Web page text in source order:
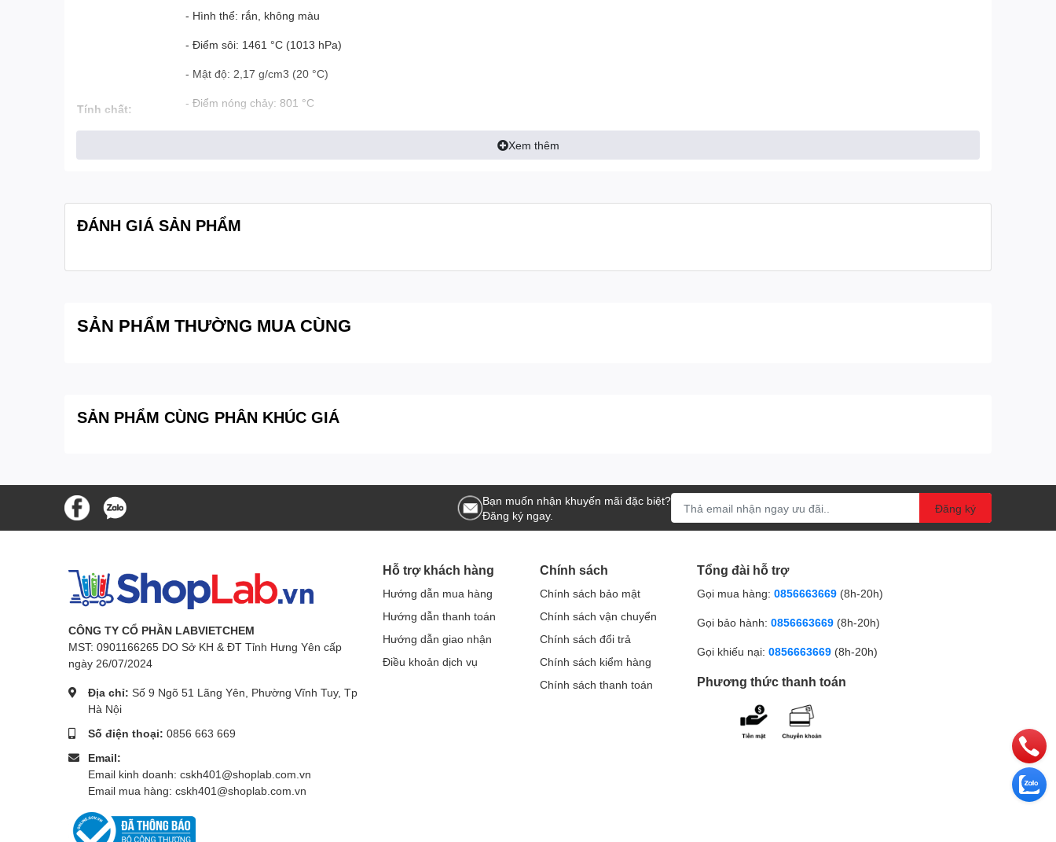
Tính chất:
- Hình thể: rắn, không màu
- Điểm sôi: 1461 °C (1013 hPa)
- Mật độ: 2,17 g/cm3 (20 °C)
- Điểm nóng chảy: 801 °C
- Giá trị pH: 7 (H₂O)
- Áp suất hơi: 1,3 hPa (865 °C)
- Độ hòa tan: 358 g/l
Quy cách đóng gói:Chai thủy tinh 80g
Xem thêm
ĐÁNH GIÁ SẢN PHẨM
SẢN PHẨM THƯỜNG MUA CÙNG
SẢN PHẨM CÙNG PHÂN KHÚC GIÁ
Bạn muốn nhận khuyến mãi đặc biệt?
Đăng ký ngay.
Đăng ký
CÔNG TY CỔ PHẦN LABVIETCHEM
MST: 0901166265 DO Sở KH & ĐT Tỉnh Hưng Yên cấp
ngày 26/07/2024
Địa chỉ: Số 9 Ngõ 51 Lãng Yên, Phường Vĩnh Tuy, Tp
Hà Nội
Số điện thoại: 0856 663 669
Email:
Email kinh doanh: cskh401@shoplab.com.vn
Email mua hàng: cskh401@shoplab.com.vn
Hỗ trợ khách hàng
Hướng dẫn mua hàng
Hướng dẫn thanh toán
Hướng dẫn giao nhận
Điều khoản dịch vụ
Chính sách
Chính sách bảo mật
Chính sách vận chuyển
Chính sách đổi trả
Chính sách kiểm hàng
Chính sách thanh toán
Tổng đài hỗ trợ
Gọi mua hàng: 0856663669 (8h-20h)
Gọi bảo hành: 0856663669 (8h-20h)
Gọi khiếu nại: 0856663669 (8h-20h)
Phương thức thanh toán